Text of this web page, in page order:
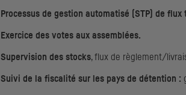
Processus de gestion automatisé ( STP ) de
Exercice des votes aux assemblées.
Supervision des stocks, flux de règlement/
Suivi de la fiscalité sur les pays de détention :